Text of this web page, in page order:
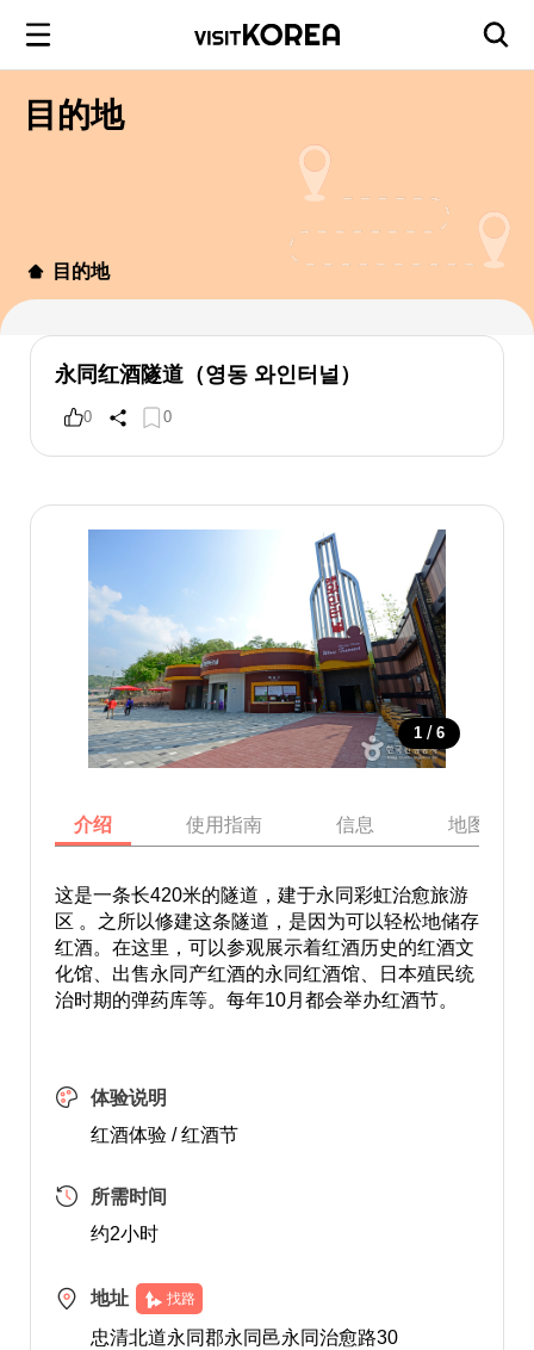
目的地
目的地
永同红酒隧道（영동 와인터널）
0 0
1 / 6
介绍 使用指南 信息 地图
这是一条长420米的隧道，建于永同彩虹治愈旅游
区 。之所以修建这条隧道，是因为可以轻松地储存
红酒。在这里，可以参观展示着红酒历史的红酒文
化馆、出售永同产红酒的永同红酒馆、日本殖民统
治时期的弹药库等。每年10月都会举办红酒节。
体验说明
红酒体验 / 红酒节
所需时间
约2小时
地址 找路
忠清北道永同郡永同邑永同治愈路30